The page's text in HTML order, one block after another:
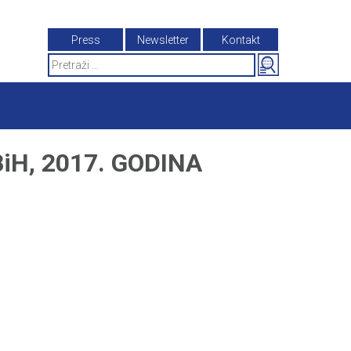
Press Newsletter
Kontakt
Search
for:
2017. GODINA